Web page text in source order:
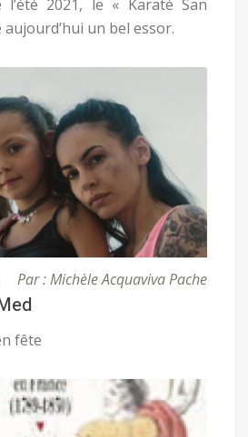
2021, le « Karaté San
un bel essor.
Par : Michèle Acquaviva Pache
fête